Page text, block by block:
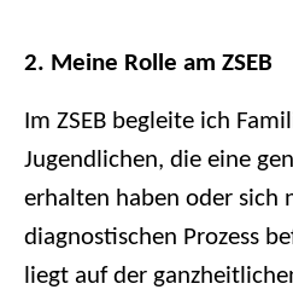
2. Meine Rolle am ZSEB
Im ZSEB begleite ich
Jugendlichen, die eine
erhalten haben oder sich
diagnostischen Prozess
liegt auf der